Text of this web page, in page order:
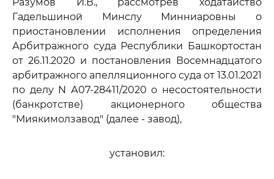
Гадельшиной Минслу Минниаровны о
приостановлении исполнения определения
Арбитражного суда Республики Башкортостан
от 26.11.2020 и постановления Восемнадцатого
арбитражного апелляционного суда от 13.01.2021
по делу N А07-28411/2020 о несостоятельности
(банкротстве) акционерного общества
"Миякимолзавод" (далее - завод),
установил: